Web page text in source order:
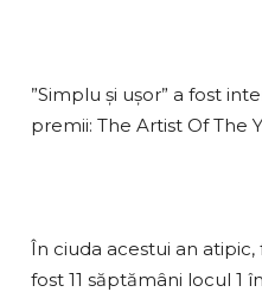
”Simplu și ușor” a fost
premii: The Artist Of The
În ciuda acestui an
fost 11 săptămâni locul 1